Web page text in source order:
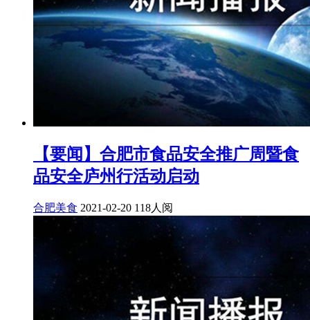
【要闻】合肥市食品安全推广周暨食
品安全庐州行活动启动
合肥美食 2021-02-20 118人阅